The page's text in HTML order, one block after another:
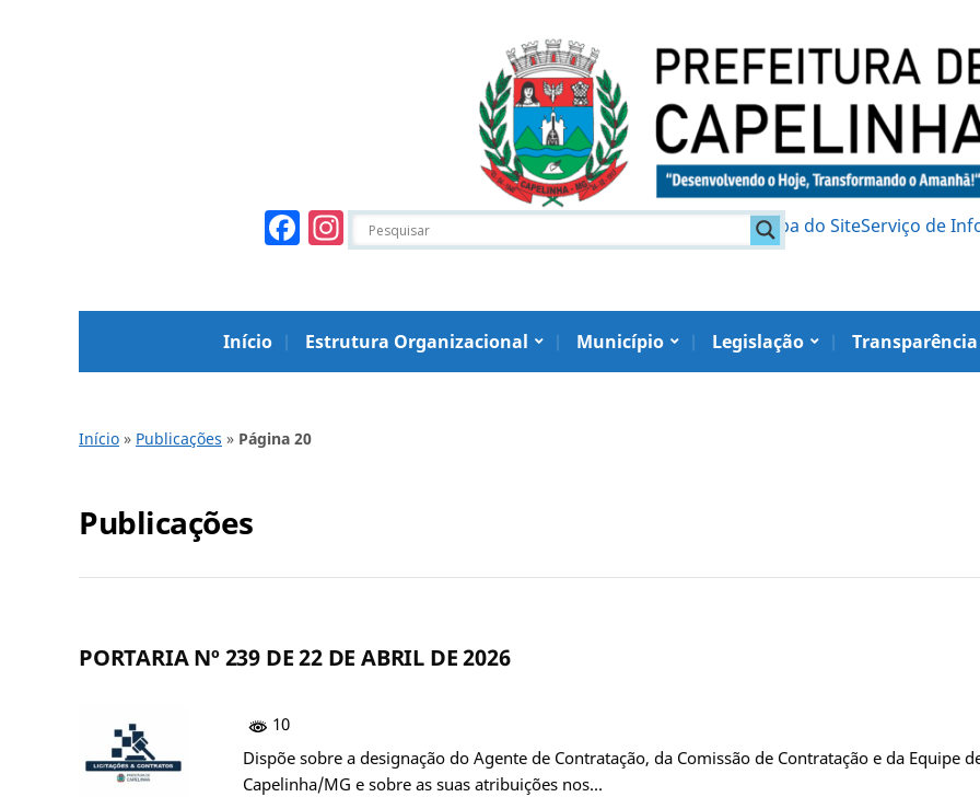
Facebook
Instagram Mapa do SiteServiço de
Início Estrutura Organizacional Município Legislação Transparência
Início » Publicações » Página 20
Publicações
PORTARIA Nº 239 DE 22 DE ABRIL DE 2026
10
Dispõe sobre a designação do Agente de Contratação, da Comissão de Contratação e da
Capelinha/MG e sobre as suas atribuições nos…